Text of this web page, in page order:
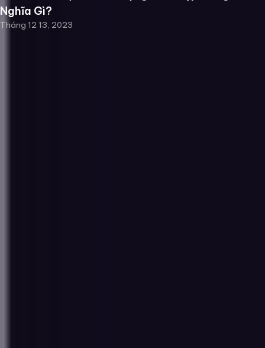
Nghĩa Gì?
Tháng 12 13, 2023